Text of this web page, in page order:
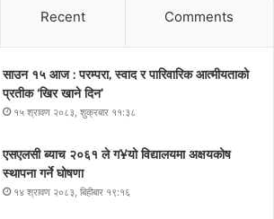
Recent Comments
साउन १५ आज : परम्परा, स्वाद र पारिवारिक आत्मीयताको
प्रतीक ‘खिर खाने दिन’
१५ श्रावण २०८३, शुक्रबार ११:३८
एसएलसी ब्याच २०६१ ले ग¥यो विद्यालयमा अक्षयकोष
स्थापना गर्ने घोषणा
१४ श्रावण २०८३, बिहीबार १९:१६